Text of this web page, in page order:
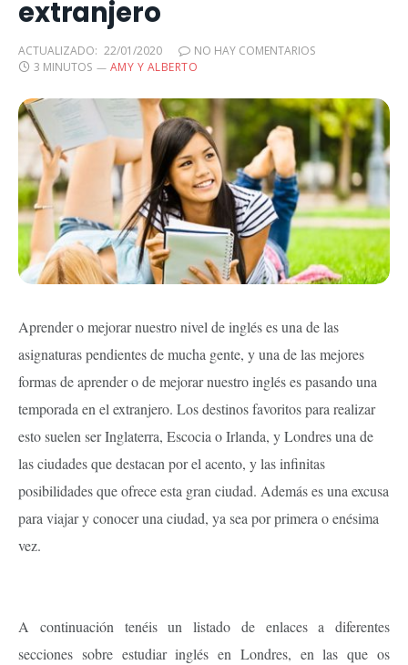
extranjero
ACTUALIZADO: 22/01/2020
NO HAY COMENTARIOS
3 MINUTOS
AMY Y ALBERTO
Aprender o mejorar nuestro nivel de inglés es una de las
asignaturas pendientes de mucha gente, y una de las mejores
formas de aprender o de mejorar nuestro inglés es pasando una
temporada en el extranjero. Los destinos favoritos para realizar
esto suelen ser Inglaterra, Escocia o Irlanda, y Londres una de
las ciudades que destacan por el acento, y las infinitas
posibilidades que ofrece esta gran ciudad. Además es una excusa
para viajar y conocer una ciudad, ya sea por primera o enésima
vez.
A continuación tenéis un listado de enlaces a diferentes
secciones sobre estudiar inglés en Londres, en las que os